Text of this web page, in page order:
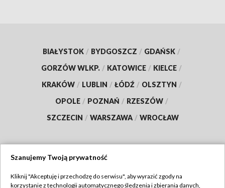
BIAŁYSTOK / BYDGOSZCZ / GDAŃSK /
GORZÓW WLKP. / KATOWICE / KIELCE /
KRAKÓW / LUBLIN / ŁÓDŹ / OLSZTYN /
OPOLE / POZNAŃ / RZESZÓW /
SZCZECIN / WARSZAWA / WROCŁAW
Szanujemy Twoją prywatność
Kliknij "Akceptuję i przechodzę do serwisu", aby wyrazić zgody na
korzystanie z technologii automatycznego śledzenia i zbierania danych,